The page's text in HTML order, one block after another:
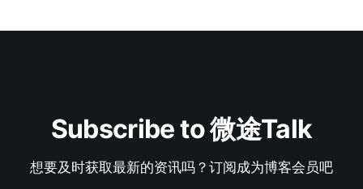
Subscribe to 微途Talk
想要及时获取最新的资讯吗？订阅成为博客会员吧